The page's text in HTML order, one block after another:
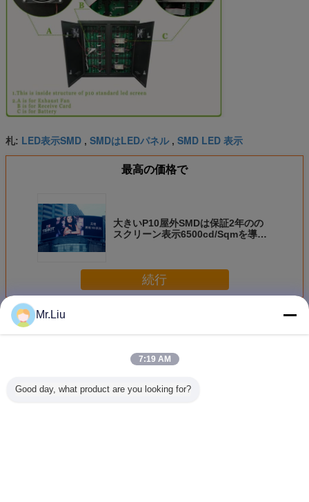
札: LED表示SMD , SMDはLEDパネル, SMD LED 表示
最高の価格で
大きいP10屋外SMDは保証2年のの
スクリーン表示6500cd/Sqmを導き
続行
多く Smd led スクリーン
防天性屋外
クリア SMD LED
Mr.Liu
7:19 AM
Good day, what product are you looking for?